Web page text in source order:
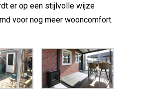
er op een stijlvolle wijze
voor nog meer wooncomfort.